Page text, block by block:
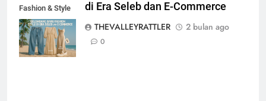
Fashion & Style
di Era Seleb dan
E-Commerce
di Era Seleb dan E-Commerce
THEVALLEYRATTLER
2 bulan ago
0